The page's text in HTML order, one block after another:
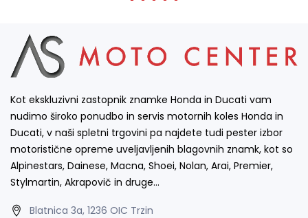
Kot ekskluzivni zastopnik znamke Honda in Ducati vam
nudimo široko ponudbo in servis motornih koles Honda in
Ducati, v naši spletni trgovini pa najdete tudi pester izbor
motoristične opreme uveljavljenih blagovnih znamk, kot so
Alpinestars, Dainese, Macna, Shoei, Nolan, Arai, Premier,
Stylmartin, Akrapovič in druge…
Blatnica 3a, 1236 OIC Trzin